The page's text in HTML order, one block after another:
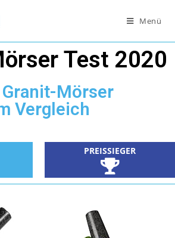
Menü
Test 2020
Mörser
Vergleich
PREISSIEGER